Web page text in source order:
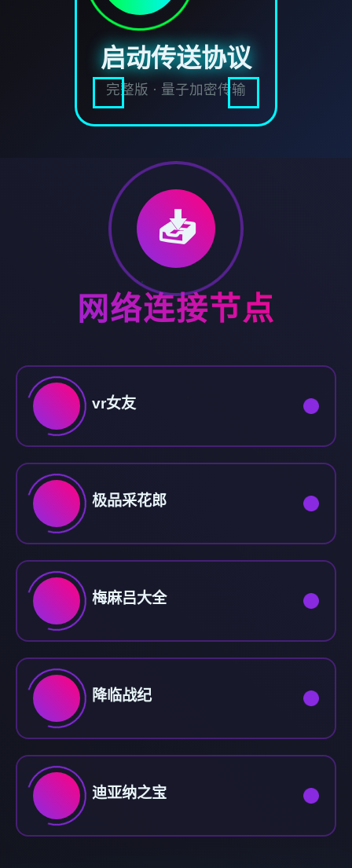
启动传送协议
完整版 · 量子加密传输
📥
网络连接节点
vr女友
极品采花郎
梅麻吕大全
降临战纪
迪亚纳之宝